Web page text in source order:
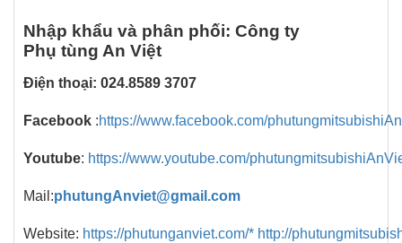
Nhập khẩu và phân phối: Công ty
Phụ tùng An Việt
Điện thoại: 024.8589 3707
Facebook :https://www.facebook.com/
Youtube: https://www.youtube.com/
Mail:phutungAnviet@gmail.com
Website: https://phutunganviet.com/* http://